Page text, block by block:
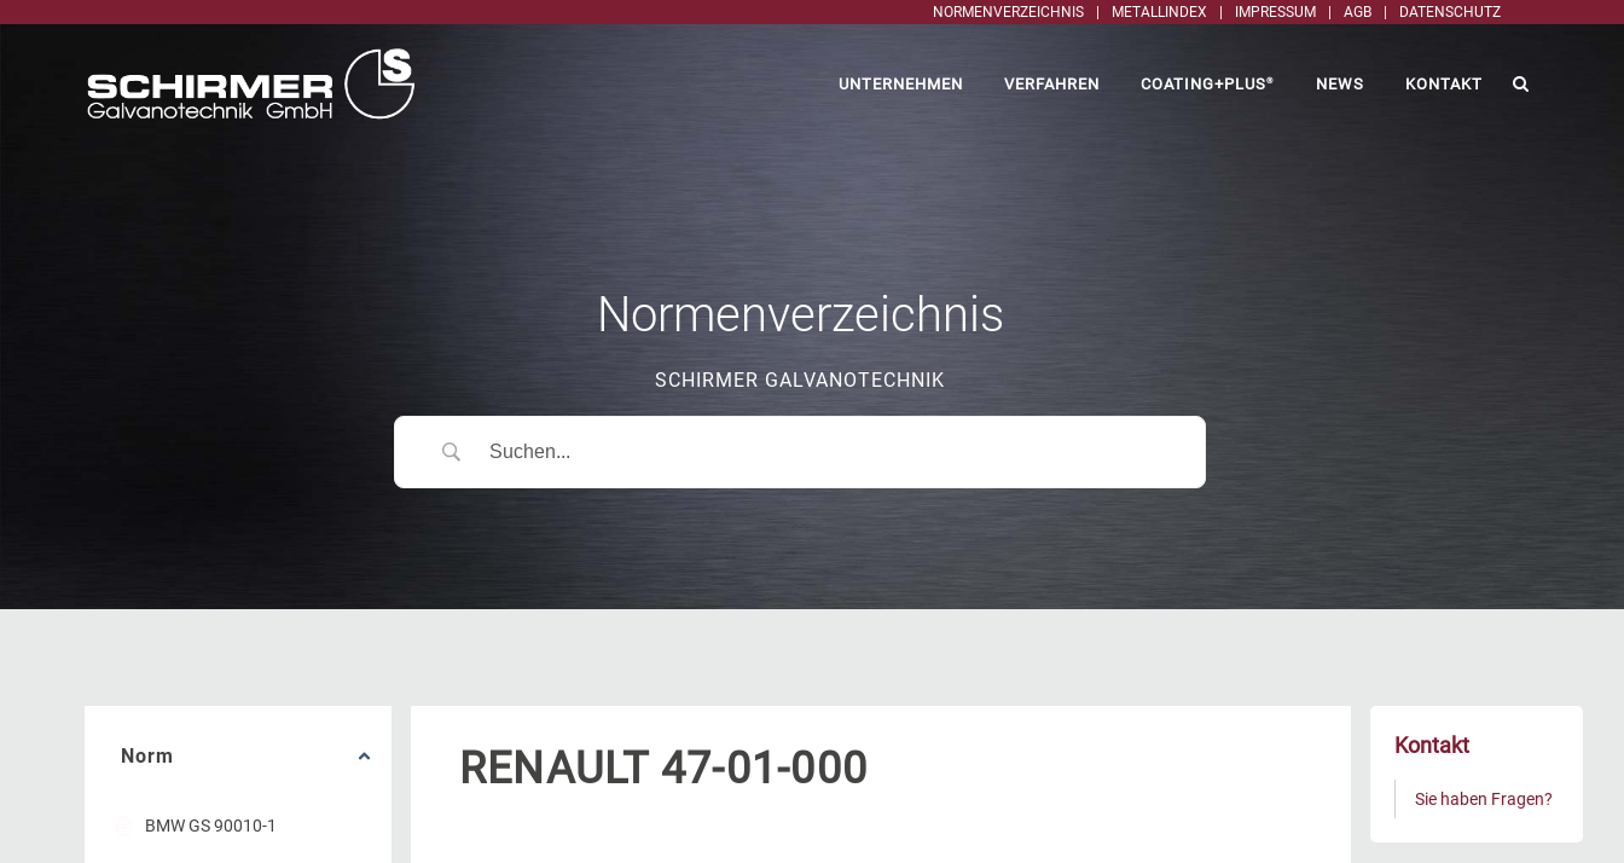
NORMENVERZEICHNIS METALLINDEX IMPRESSUM AGB DATENSCHUTZ
UNTERNEHMEN VERFAHREN COATING+PLUS® NEWS KONTAKT
Normenverzeichnis
SCHIRMER GALVANOTECHNIK
Norm
BMW GS 90010-1
RENAULT 47-01-000 Kontakt
Sie haben Fragen?